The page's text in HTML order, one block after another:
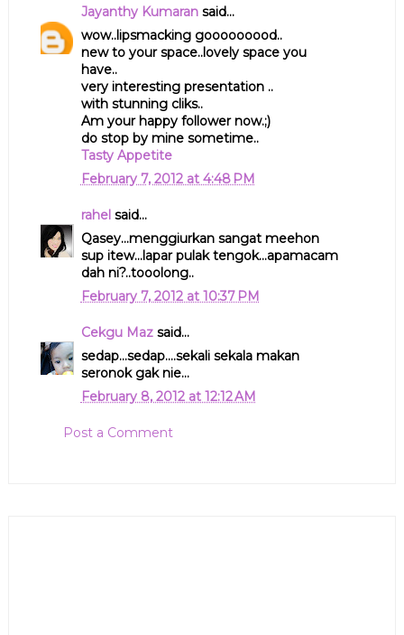
Jayanthy Kumaransaid...
wow..lipsmacking gooooooood..
new to your space..lovely space you
have..
very interesting presentation ..
with stunning cliks..
Am your happy follower now.;)
do stop by mine sometime..
Tasty Appetite
February 7, 2012 at 4:48 PM
rahelsaid...
Qasey...menggiurkan sangat meehon
sup itew...lapar pulak tengok...apamacam
dah ni?..tooolong..
February 7, 2012 at 10:37 PM
Cekgu Mazsaid...
sedap...sedap....sekali sekala makan
seronok gak nie...
February 8, 2012 at 12:12 AM
Post a Comment